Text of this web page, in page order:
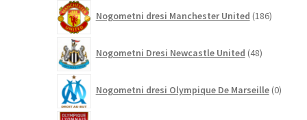
Nogometni dresi Manchester United 186izdelkov
Nogometni Dresi Newcastle United 48izdelkov
Nogometni dresi Olympique De Marseille 0